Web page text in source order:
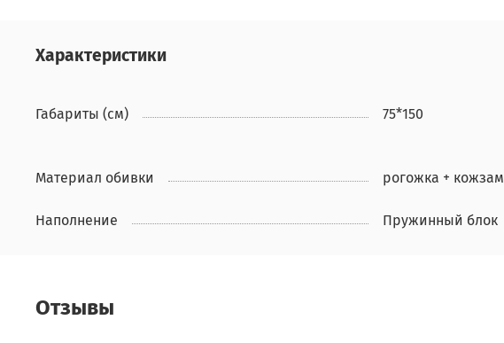
Характеристики
Габариты (см) 75*150
Материал обивки рогожка + кожзам
Наполнение Пружинный блок
Отзывы